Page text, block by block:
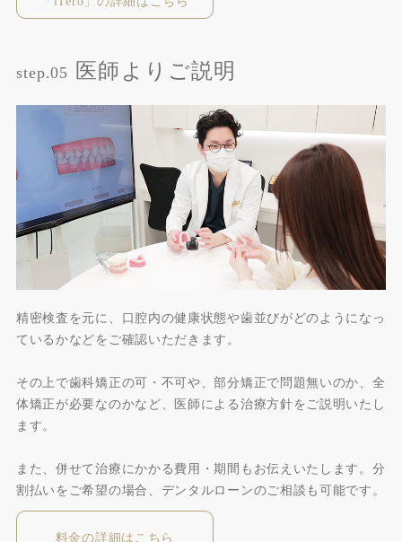
step.05 医師よりご説明
精密検査を元に、口腔内の健康状態や歯並びがどのようになっ
ているかなどをご確認いただきます。
その上で歯科矯正の可・不可や、部分矯正で問題無いのか、全
体矯正が必要なのかなど、医師による治療方針をご説明いたし
ます。
また、併せて治療にかかる費用・期間もお伝えいたします。分
割払いをご希望の場合、デンタルローンのご相談も可能です。
料金の詳細はこちら